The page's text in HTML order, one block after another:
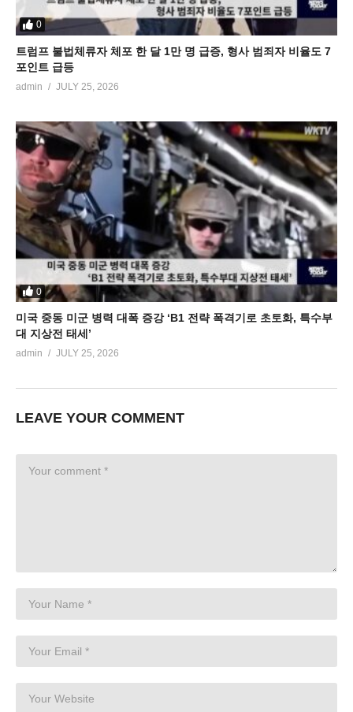
0
트럼프 불법체류자 체포 한 달 1만 명 급증, 형사 범죄자 비율도 7
포인트 급등
admin JULY 25, 2026
0
미국 중동 미군 병력 대폭 증강 ‘B1 전략 폭격기로 초토화, 특수부
대 지상전 태세’
admin JULY 25, 2026
LEAVE YOUR COMMENT